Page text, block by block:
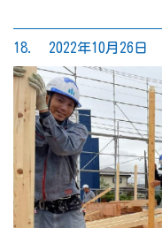
18. 2022年10月26日